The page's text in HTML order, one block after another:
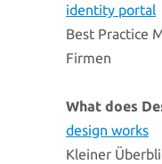
identity portal
Best Practice
Firmen
What does
design works
Kleiner